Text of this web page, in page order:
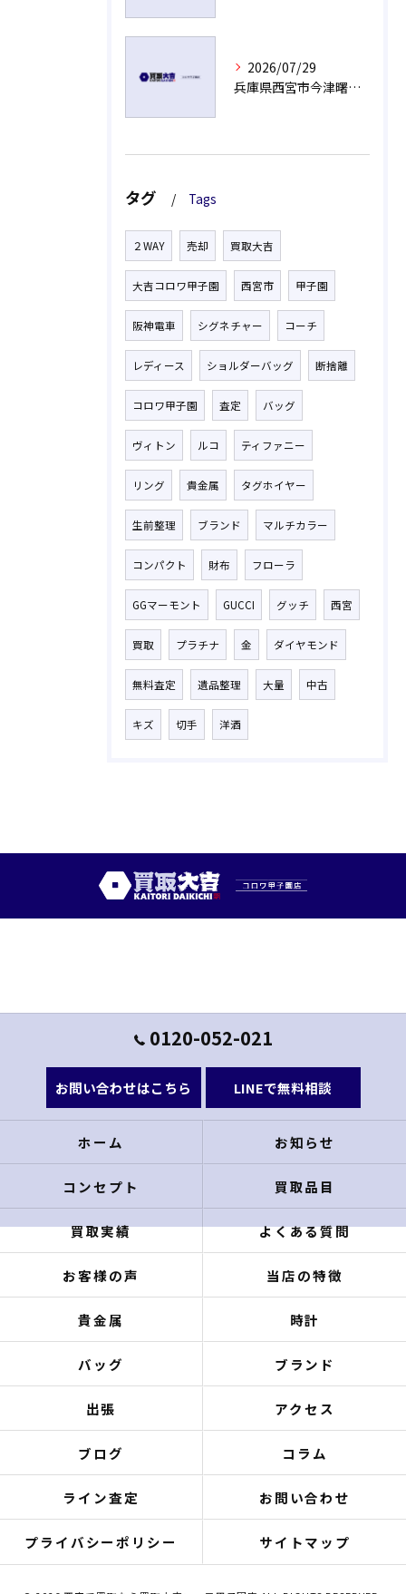
2026/07/29
兵庫県西宮市今津曙町で電池が切れたグッチの腕時計もご相談ください
タグ Tags
２WAY 売却 買取大吉
大吉コロワ甲子園 西宮市 甲子園
阪神電車 シグネチャー コーチ
レディース ショルダーバッグ 断捨離
コロワ甲子園 査定 バッグ
ヴィトン ルコ ティファニー
リング 貴金属 タグホイヤー
生前整理 ブランド マルチカラー
コンパクト 財布 フローラ
GGマーモント GUCCI グッチ 西宮
買取 プラチナ 金 ダイヤモンド
無料査定 遺品整理 大量 中古
キズ 切手 洋酒
0120-052-021
お問い合わせはこちら LINEで無料相談
ホーム お知らせ
コンセプト 買取品目
買取実績 よくある質問
お客様の声 当店の特徴
貴金属 時計
バッグ ブランド
出張 アクセス
ブログ コラム
ライン査定 お問い合わせ
プライバシーポリシー サイトマップ